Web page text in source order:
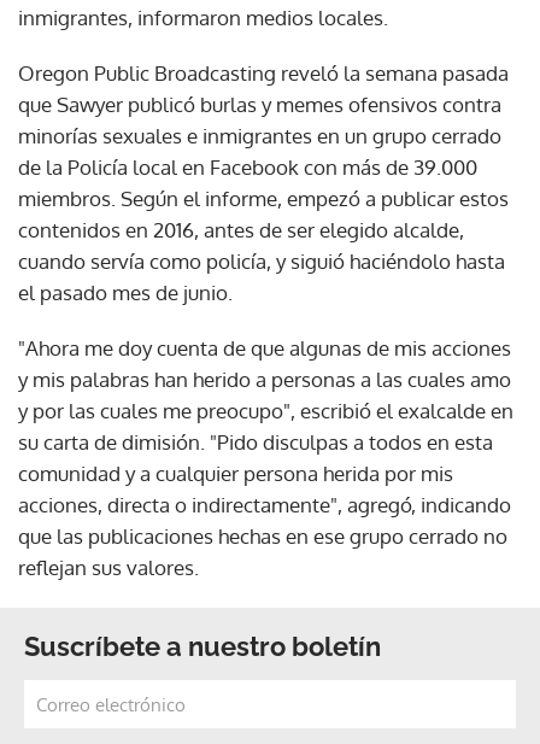
inmigrantes, informaron medios locales.
Oregon Public Broadcasting reveló la semana pasada
que Sawyer publicó burlas y memes ofensivos contra
minorías sexuales e inmigrantes en un grupo cerrado
de la Policía local en Facebook con más de 39.000
miembros. Según el informe, empezó a publicar estos
contenidos en 2016, antes de ser elegido alcalde,
cuando servía como policía, y siguió haciéndolo hasta
el pasado mes de junio.
"Ahora me doy cuenta de que algunas de mis acciones
y mis palabras han herido a personas a las cuales amo
y por las cuales me preocupo", escribió el exalcalde en
su carta de dimisión. "Pido disculpas a todos en esta
comunidad y a cualquier persona herida por mis
acciones, directa o indirectamente", agregó, indicando
que las publicaciones hechas en ese grupo cerrado no
reflejan sus valores.
Suscríbete a nuestro boletín